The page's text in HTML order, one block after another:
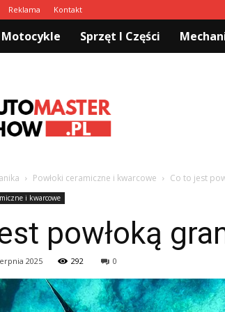
Reklama Kontakt
Motocykle Sprzęt I Części
Powłoki ceramiczne i kwarcowe Co to jest
i kwarcowe
powłoką
2025 292 0